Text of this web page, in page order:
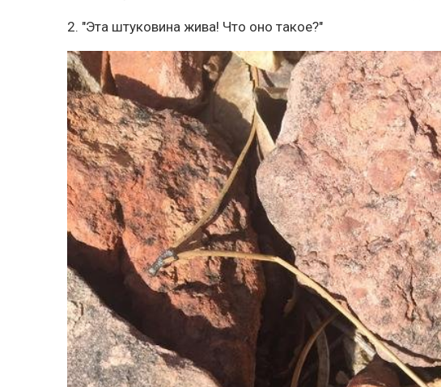
2. "Эта штуковина жива! Что оно такое?"